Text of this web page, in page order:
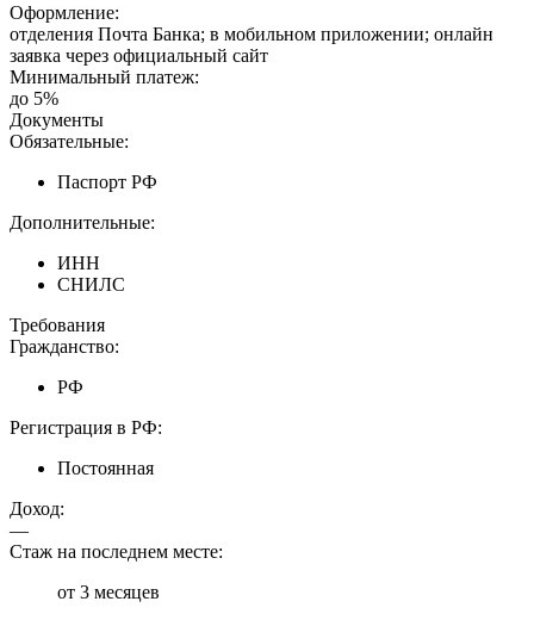
Оформление:
отделения Почта Банка; в мобильном приложении; онлайн
заявка через официальный сайт
Минимальный платеж:
до 5%
Документы
Обязательные:
Паспорт РФ
Дополнительные:
ИНН
СНИЛС
Требования
Гражданство:
РФ
Регистрация в РФ:
Постоянная
Доход:
—
Стаж на последнем месте:
от 3 месяцев